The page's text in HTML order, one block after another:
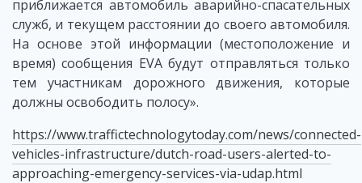
приближается автомобиль аварийно-спасательных
служб, и текущем расстоянии до своего автомобиля.
На основе этой информации (местоположение и
время) сообщения EVA будут отправляться только
тем участникам дорожного движения, которые
должны освободить полосу».
https://www.traffictechnologytoday.com/news/connected-
vehicles-infrastructure/dutch-road-users-alerted-to-
approaching-emergency-services-via-udap.html